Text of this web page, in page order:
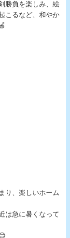
勝負を楽しみ、絵
こるなど、和やか
り、楽しいホーム
は急に暑くなって